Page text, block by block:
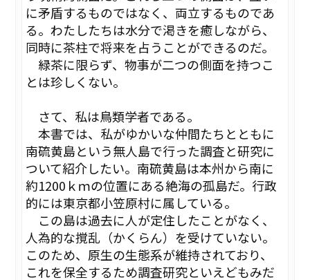
に矛盾するものではなく、両立するものであ
る。わたしたちは水分で渇きを癒しながら、
同時に茶柱で将来を占うことができるのだ。
緑茶に限らず、物事が二つの側面を持つこ
とは珍しくない。
さて、私は鳥類学者である。
本書では、私がゆかいな仲間たちとともに
南硫黄島という無人島で行った調査と研究に
ついて紹介したい。南硫黄島は本州から南に
約1200ｋｍの位置にある絶海の孤島だ。行政
的には東京都小笠原村に属している。
この島は過去に人が定住したことがなく、
人為的な撹乱（かくらん）を受けていない。
このため、原生の生態系が維持されており、
これを保全するため調査研究といえどもみだ